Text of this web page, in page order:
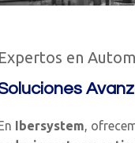
Expertos en
Ibersystem,